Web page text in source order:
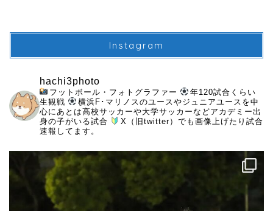
Instagram
hachi3photo
フットボール・フォトグラファー
年120試合くらい
生観戦
横浜F･マリノスのユースやジュニアユースを中
心にあとは高校サッカーや大学サッカーなどアカデミー出
身の子がいる試合
X（旧twitter）でも画像上げたり試合
速報してます。